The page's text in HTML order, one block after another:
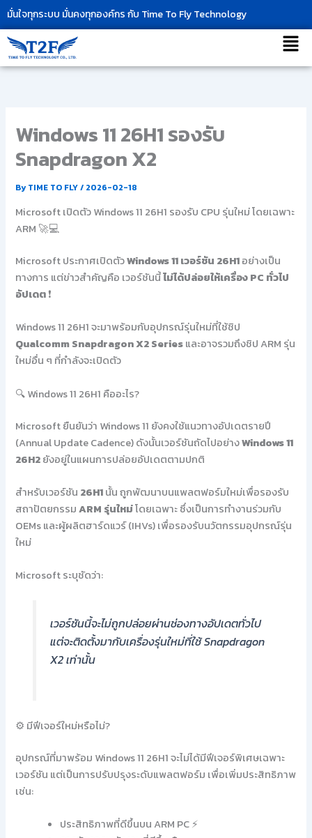
Skip
to
content
มั่นใจทุกระบบ มั่นคงทุกองค์กร กับ Time To Fly Technology
เมนู
Windows 11 26H1 รองรับ
Snapdragon X2
ByTIME TO FLY/ 2026-02-18
Microsoft เปิดตัว Windows 11 26H1 รองรับ CPU รุ่นใหม่ โดยเฉพาะ
ARM 🚀💻
Microsoft ประกาศเปิดตัวWindows 11 เวอร์ชัน 26H1อย่างเป็น
ทางการ แต่ข่าวสำคัญคือ เวอร์ชันนี้ไม่ได้ปล่อยให้เครื่อง PC ทั่วไป
อัปเดต❗
Windows 11 26H1 จะมาพร้อมกับอุปกรณ์รุ่นใหม่ที่ใช้ชิป
Qualcomm Snapdragon X2 Seriesและอาจรวมถึงชิป ARM รุ่น
ใหม่อื่น ๆ ที่กำลังจะเปิดตัว
🔍 Windows 11 26H1 คืออะไร?
Microsoft ยืนยันว่า Windows 11 ยังคงใช้แนวทางอัปเดตรายปี
(Annual Update Cadence) ดังนั้นเวอร์ชันถัดไปอย่างWindows 11
26H2ยังอยู่ในแผนการปล่อยอัปเดตตามปกติ
สำหรับเวอร์ชัน 26H1นั้น ถูกพัฒนาบนแพลตฟอร์มใหม่เพื่อรองรับ
สถาปัตยกรรมARM รุ่นใหม่โดยเฉพาะ ซึ่งเป็นการทำงานร่วมกับ
OEMs และผู้ผลิตฮาร์ดแวร์ (IHVs) เพื่อรองรับนวัตกรรมอุปกรณ์รุ่น
ใหม่
Microsoft ระบุชัดว่า:
เวอร์ชันนี้จะไม่ถูกปล่อยผ่านช่องทางอัปเดตทั่วไป
แต่จะติดตั้งมากับเครื่องรุ่นใหม่ที่ใช้ Snapdragon
X2 เท่านั้น
⚙️ มีฟีเจอร์ใหม่หรือไม่?
อุปกรณ์ที่มาพร้อม Windows 11 26H1 จะไม่ได้มีฟีเจอร์พิเศษเฉพาะ
เวอร์ชัน แต่เป็นการปรับปรุงระดับแพลตฟอร์ม เพื่อเพิ่มประสิทธิภาพ
เช่น:
ประสิทธิภาพที่ดีขึ้นบน ARM PC ⚡